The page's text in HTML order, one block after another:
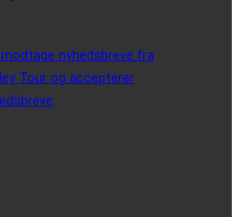
nyhedsbreve fra
Tour og accepterer